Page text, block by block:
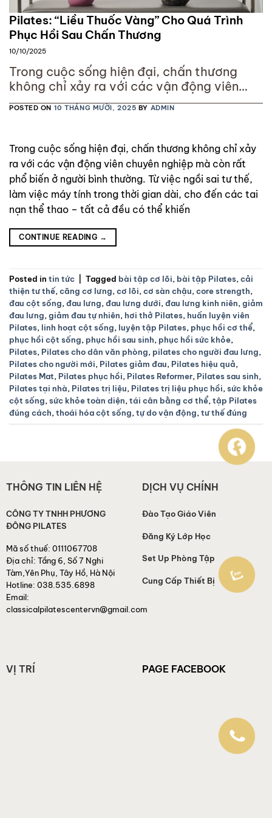
Pilates: “Liều Thuốc Vàng” Cho Quá Trình
Phục Hồi Sau Chấn Thương
10/10/2025
Trong cuộc sống hiện đại, chấn thương
không chỉ xảy ra với các vận động viên
chuyên nghiệp mà còn rất phổ biến ở người
bình thường. Từ việc ngồi sai tư thế, làm
các tai nạn thể thao – tất cả đều có thể
khiến
POSTED ON 10 THÁNG MƯỜI, 2025 BY ADMIN
Trong cuộc sống hiện đại, chấn thương không chỉ xảy
ra với các vận động viên chuyên nghiệp mà còn rất
phổ biến ở người bình thường. Từ việc ngồi sai tư thế,
làm việc máy tính trong thời gian dài, cho đến các tai
nạn thể thao – tất cả đều có thể khiến
CONTINUE READING →
Posted in tin tức Tagged bài tập cơ lõi, bài tập Pilates,cải
thiện tư thế,căng cơ lưng,cơ lõi,cơ sàn chậu,core strength,
đau cột sống,đau lưng,đau lưng dưới,đau lưng kinh niên,giảm
đau lưng,giảm đau tự nhiên, hơi thở Pilates, huấn luyện viên
Pilates, linh hoạt cột sống, luyện tập Pilates, phục hồi cơ thể,
phục hồi cột sống, phục hồi sau sinh, phục hồi sức khỏe,
Pilates, Pilates cho dân văn phòng, pilates cho người đau lưng,
Pilates cho người mới, Pilates giảm đau, Pilates hiệu quả,
Pilates Mat, Pilates phục hồi, Pilates Reformer, Pilates sau sinh,
Pilates tại nhà, Pilates trị liệu, Pilates trị liệu phục hồi,sức khỏe
cột sống,sức khỏe toàn diện,tái cân bằng cơ thể,tập Pilates
đúng cách,thoái hóa cột sống,tự do vận động,tư thế đúng
THÔNG TIN LIÊN HỆ
CÔNG TY TNHH PHƯƠNG
ĐÔNG PILATES
Mã số thuế: 0111067708
Địa chỉ: Tầng 6, Số 7 Nghi
Tàm,Yên Phụ, Tây Hồ, Hà Nội
Hotline: 038.535.6898
Email:
classicalpilatescentervn@gmail.com
DỊCH VỤ CHÍNH
Đào Tạo Giáo Viên
Đăng Ký Lớp Học
Set Up Phòng Tập
Cung Cấp Thiết Bị
VỊ TRÍ PAGE FACEBOOK